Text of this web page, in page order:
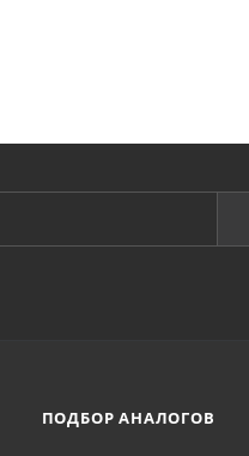
ПОДБОР АНАЛОГОВ